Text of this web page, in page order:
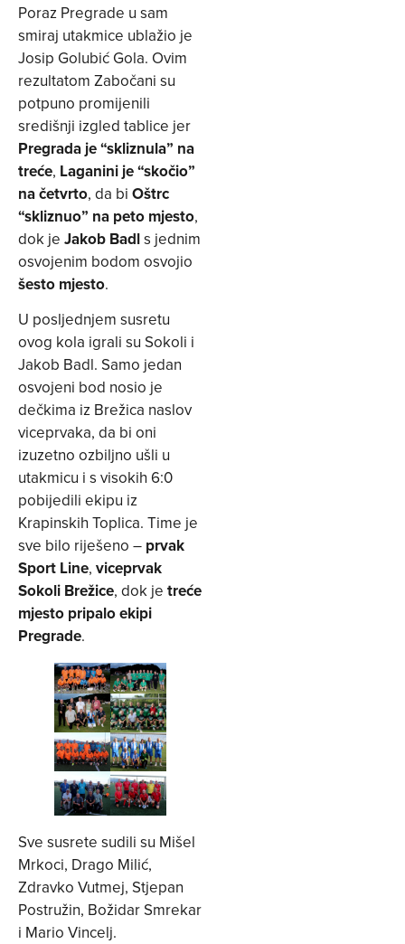
Poraz Pregrade u sam
smiraj utakmice ublažio je
Josip Golubić Gola. Ovim
rezultatom Zabočani su
potpuno promijenili
središnji izgled tablice jer
Pregrada je “skliznula” na
treće, Laganini je “skočio”
na četvrto, da bi Oštrc
“skliznuo” na peto mjesto,
dok je Jakob Badls jednim
osvojenim bodom osvojio
šesto mjesto.
U posljednjem susretu
ovog kola igrali su Sokoli i
Jakob Badl. Samo jedan
osvojeni bod nosio je
dečkima iz Brežica naslov
viceprvaka, da bi oni
izuzetno ozbiljno ušli u
utakmicu i s visokih 6:0
pobijedili ekipu iz
Krapinskih Toplica. Time je
sve bilo riješeno – prvak
Sport Line, viceprvak
Sokoli Brežice, dok je treće
mjesto pripalo ekipi
Pregrade.
Sve susrete sudili su Mišel
Mrkoci, Drago Milić,
Zdravko Vutmej, Stjepan
Postružin, Božidar Smrekar
i Mario Vincelj.